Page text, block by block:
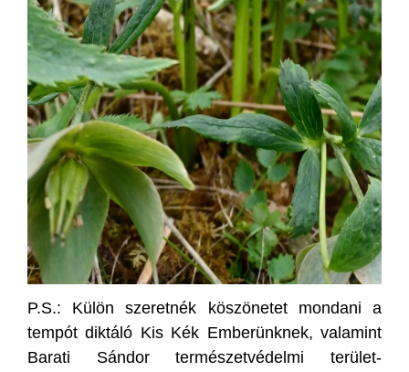
P.S.: Külön szeretnék köszönetet mondani a
tempót diktáló Kis Kék Emberünknek, valamint
Barati Sándor természetvédelmi terület-